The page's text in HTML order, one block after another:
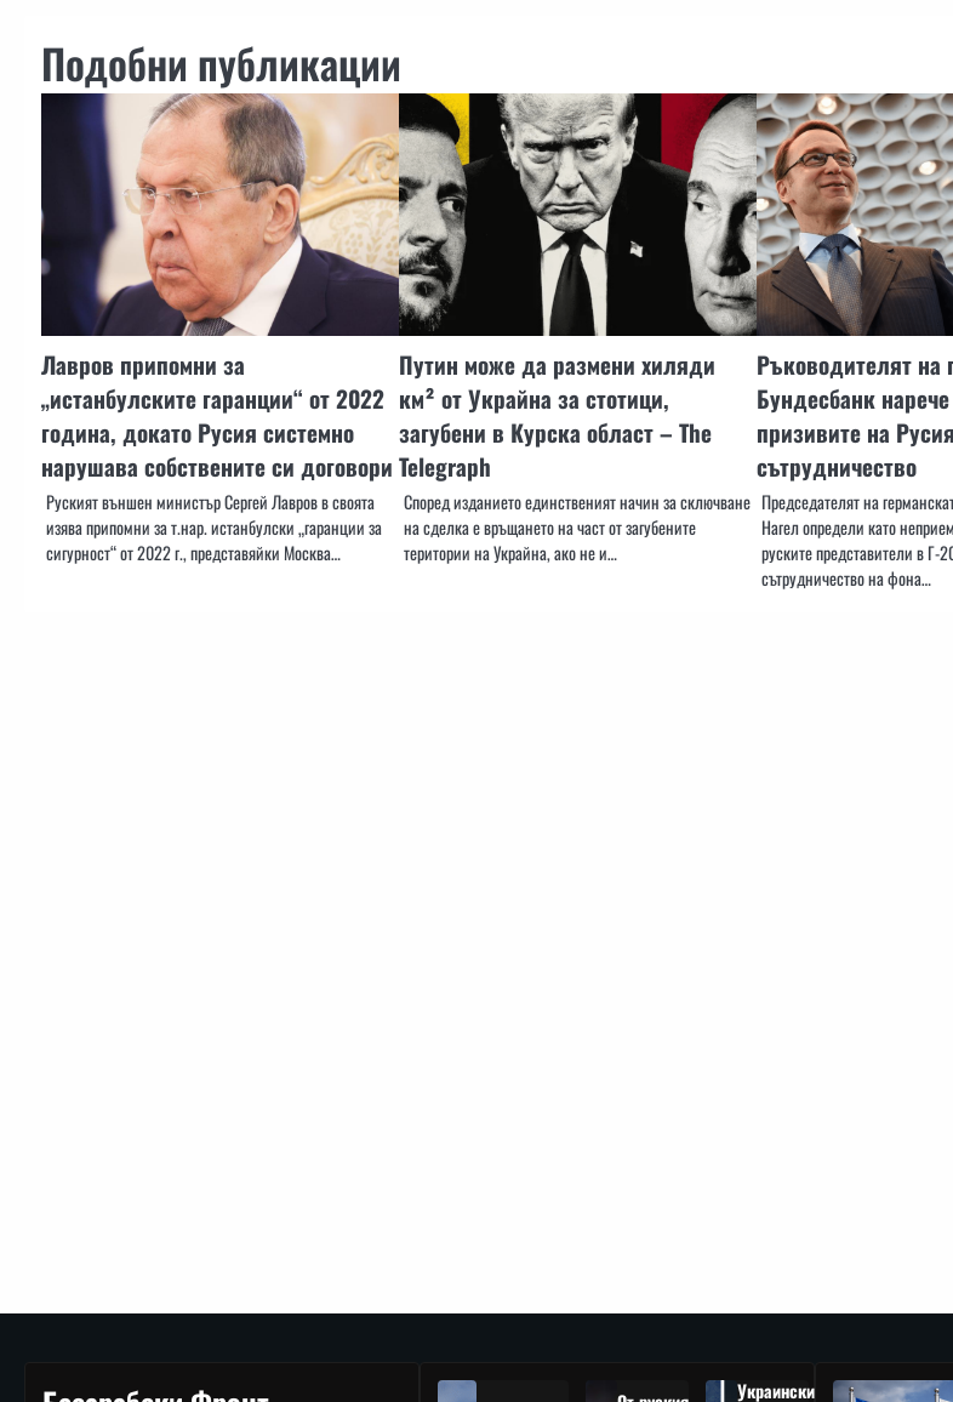
Подобни публикации
Лавров припомни за
„истанбулските гаранции“ от 2022
година, докато Русия системно
нарушава собствените си договори
Руският външен министър Сергей Лавров в своята
изява припомни за т.нар. истанбулски „гаранции за
сигурност“ от 2022 г., представяйки Москва…
Путин може да размени хиляди
км² от Украйна за стотици,
загубени в Курска област – The
Telegraph
Според изданието единственият начин за сключване
на сделка е връщането на част от загубените
територии на Украйна, ако не и…
Ръководителят на
Бундесбанк
призивите на
сътрудничество
Председателят на
Нагел определи като
руските представители в Г-
сътрудничество на фона…
Украински